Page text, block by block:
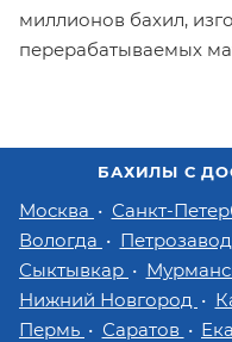
миллионов бахил,
перерабатываемых
БАХИЛЫ С
Москва Санкт-
Вологда
Сыктывкар
Нижний Новгород
Пермь
Саратов